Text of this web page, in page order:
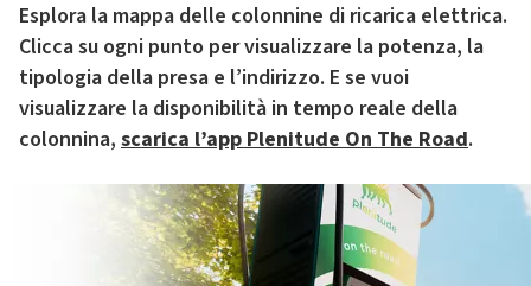
Esplora la mappa delle colonnine di ricarica elettrica.
Clicca su ogni punto per visualizzare la potenza, la
tipologia della presa e l’indirizzo. E se vuoi
visualizzare la disponibilità in tempo reale della
colonnina, scarica l’app Plenitude On The Road.